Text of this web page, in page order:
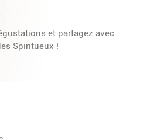
et partagez avec
Spiritueux !